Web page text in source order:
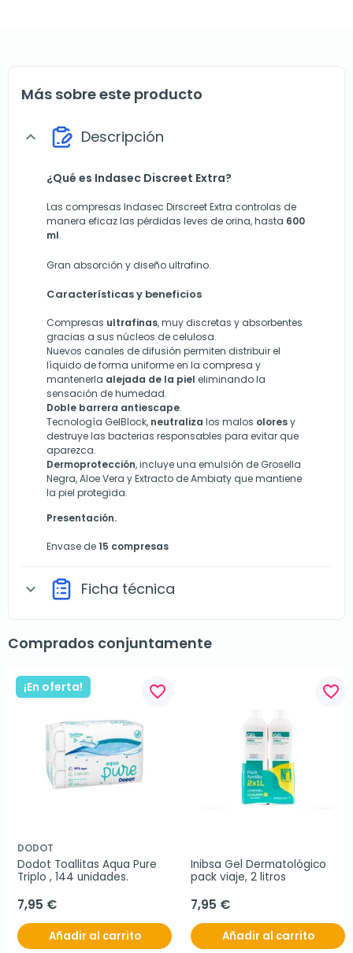
Más sobre este producto
expand_more Descripción
¿Qué es Indasec Discreet Extra?
Las compresas Indasec Dirscreet Extra controlas de
manera eficaz las pérdidas leves de orina, hasta 600
ml.
Gran absorción y diseño ultrafino.
Características y beneficios
Compresas ultrafinas, muy discretas y absorbentes
gracias a sus núcleos de celulosa.
Nuevos canales de difusión permiten distribuir el
líquido de forma uniforme en la compresa y
mantenerla alejada de la piel eliminando la
sensación de humedad.
Doble barrera antiescape.
Tecnología GelBlock, neutraliza los malos oloresy
destruye las bacterias responsables para evitar que
aparezca.
Dermoprotección, incluye una emulsión de Grosella
Negra, Aloe Vera y Extracto de Ambiaty que mantiene
la piel protegida.
Presentación.
Envase de15 compresas
expand_more Ficha técnica
Comprados conjuntamente
¡En oferta! favorite_border
DODOT
Dodot Toallitas Aqua Pure
Triplo , 144 unidades.
7,95 €
Añadir al carrito
favorite_border
Inibsa Gel Dermatológico
pack viaje, 2 litros
7,95 €
Añadir al carrito